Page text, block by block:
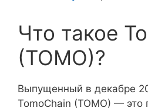
Что такое
(TOMO)?
Выпущенный в декабре
TomoChain (TOMO) — это